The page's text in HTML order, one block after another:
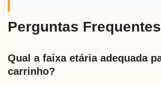
Perguntas Frequentes
Qual a faixa etária adequada
carrinho?